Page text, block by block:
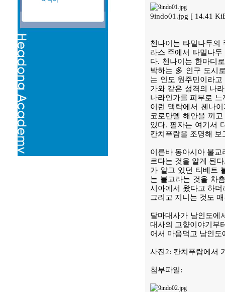
9indo01.jpg [ 14.41
첸나이는 타밀나두의
라스 주에서 타밀나
다. 첸나이는 한마디
박하는 多 인구 도시
는 인도 원주민이라
가와 같은 성격의 나
나라인가를 피부로
이런 맥락에서 첸나
코로만델 해안을 끼
있다. 필자는 여기서
칸치푸람을 조명해 보
이른바 동아시아 불
르다는 것을 알게 된
가 알고 있던 티베트
는 불교라는 것을 차
시아에서 왔다고 하
그리고 지니는 것도
달마대사가 남인도에
대사의 고향이야기부
어서 마음먹고 남인
사진2: 칸치푸람에서
첨부파일: